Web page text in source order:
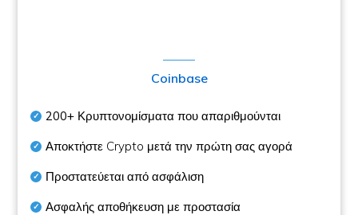
Coinbase
200+ Κρυπτονομίσματα που απαριθμούνται
Αποκτήστε Crypto μετά την πρώτη σας αγορά
Προστατεύεται από ασφάλιση
Ασφαλής αποθήκευση με προστασία